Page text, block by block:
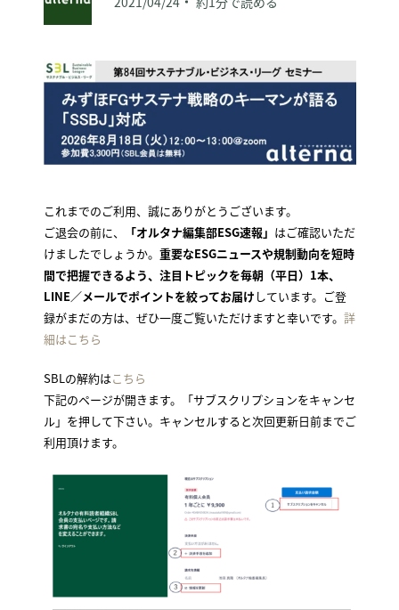
これまでのご利用、誠にありがとうございます。
ご退会の前に、
「オルタナ編集部ESG速報」 はご確認いただ
けましたでしょうか。 重要なESGニュースや規制動向を短時
間で把握できるよう、注目トピックを毎朝（平日）1本、
LINE／メールでポイントを絞ってお届け しています。ご登
録がまだの方は、ぜひ一度ご覧いただけますと幸いです。 詳
細はこちら
SBLの解約はこちら
下記のページが開きます。「サブスクリプションをキャンセ
ル」を押して下さい。キャンセルすると次回更新日前までご
利用頂けます。